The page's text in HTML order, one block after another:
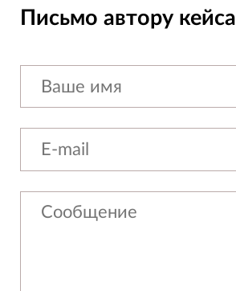
Письмо автору кейса